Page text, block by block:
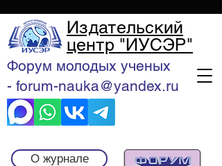
Издательский
центр "ИУСЭР"
Форум молодых ученых
- forum-nauka@yandex.ru
О журнале